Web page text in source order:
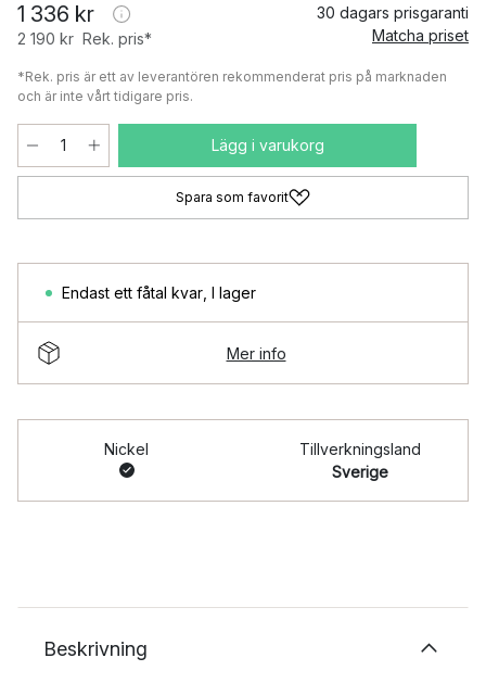
1 336 kr
2 190 kr Rek. pris*
30 dagars prisgaranti
Matcha priset
*Rek. pris är ett av leverantören rekommenderat pris på marknaden
och är inte vårt tidigare pris.
Lägg i varukorg
Spara som favorit
Endast ett fåtal kvar I lager
Mer info
Nickel
Tillverkningsland
Sverige
Beskrivning